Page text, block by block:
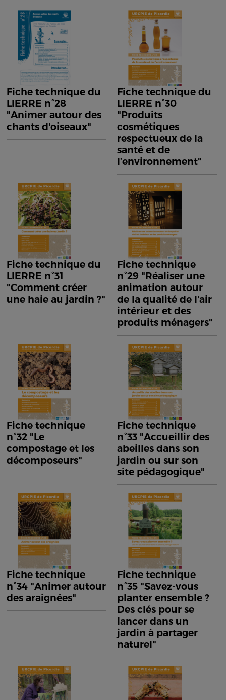
Fiche technique du
LIERRE n°28
"Animer autour des
chants d'oiseaux"
Fiche technique du
LIERRE n°30
"Produits
cosmétiques
respectueux de la
santé et de
l’environnement"
Fiche technique du
LIERRE n°31
"Comment créer
une haie au jardin ?"
Fiche technique
n°29 "Réaliser une
animation autour
de la qualité de l'air
intérieur et des
produits ménagers"
Fiche technique
n°32 "Le
compostage et les
décomposeurs"
Fiche technique
n°33 "Accueillir des
abeilles dans son
jardin ou sur son
site pédagogique"
Fiche technique
n°34 "Animer autour
des araignées"
Fiche technique
n°35 "Savez-vous
planter ensemble ?
Des clés pour se
lancer dans un
jardin à partager
naturel"